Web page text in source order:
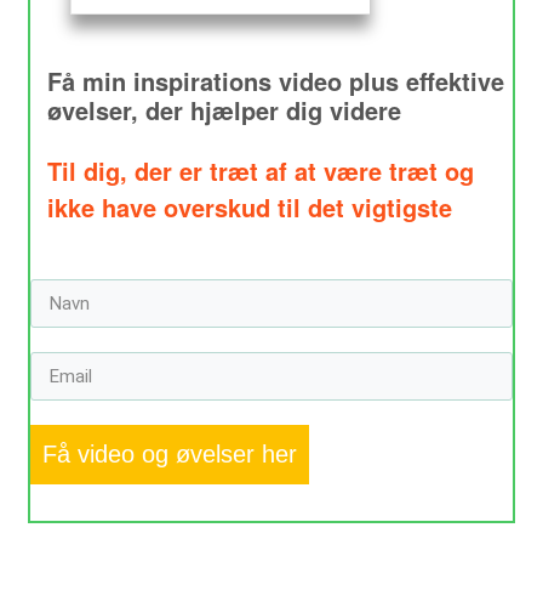
Få min inspirations video plus effektive
øvelser, der hjælper dig videre
Til dig, der er træt af at være træt og
ikke have overskud til det vigtigste
Få video og øvelser her